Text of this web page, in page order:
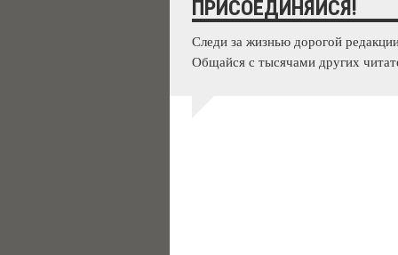
ПРИСОЕДИНЯЙСЯ!
Следи за жизнью дорогой
Общайся с тысячами других